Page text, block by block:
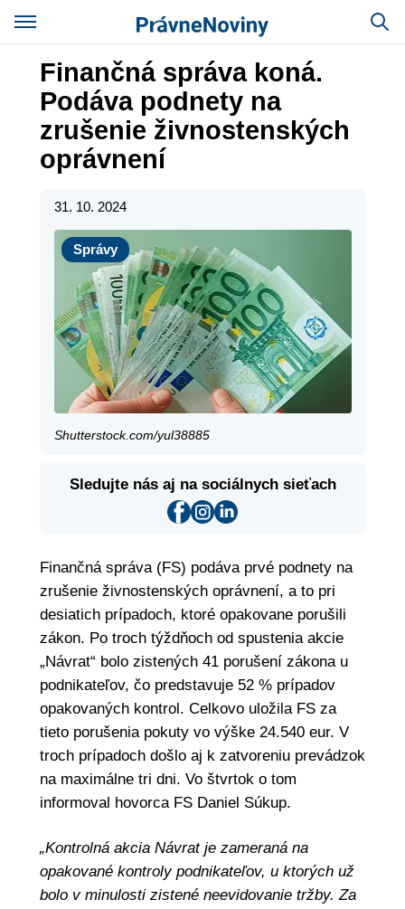
Finančná správa koná.
Podáva podnety na
zrušenie živnostenských
oprávnení
31. 10. 2024
Správy
Správy
Shutterstock.com/yul38885
Sledujte nás aj na sociálnych sieťach
Finančná správa (FS) podáva prvé podnety na
zrušenie živnostenských oprávnení, a to pri
desiatich prípadoch, ktoré opakovane porušili
zákon. Po troch týždňoch od spustenia akcie
„Návrat“ bolo zistených 41 porušení zákona u
podnikateľov, čo predstavuje 52 % prípadov
opakovaných kontrol. Celkovo uložila FS za
tieto porušenia pokuty vo výške 24.540 eur. V
troch prípadoch došlo aj k zatvoreniu prevádzok
na maximálne tri dni. Vo štvrtok o tom
informoval hovorca FS Daniel Súkup.
„Kontrolná akcia Návrat je zameraná na
opakované kontroly podnikateľov, u ktorých už
bolo v minulosti zistené neevidovanie tržby. Za